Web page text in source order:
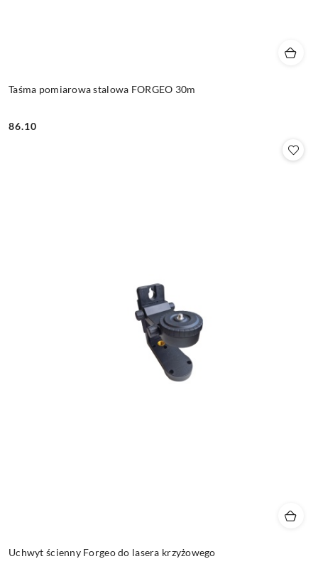
Taśma pomiarowa stalowa FORGEO 30m
Cena:
86.10
Uchwyt ścienny Forgeo do lasera krzyżowego